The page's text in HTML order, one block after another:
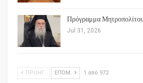
Πρόγραμμα
Jul 31, 2026
ΠΡΟΗΓ. ΕΠΌΜ. 1 από 972